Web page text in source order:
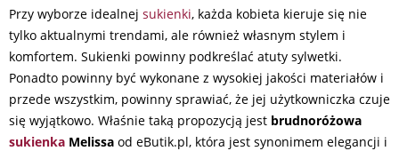
Przy wyborze idealnej sukienki, każda kobieta kieruje się nie
tylko aktualnymi trendami, ale również własnym stylem i
komfortem. Sukienki powinny podkreślać atuty sylwetki.
Ponadto powinny być wykonane z wysokiej jakości materiałów i
przede wszystkim, powinny sprawiać, że jej użytkowniczka czuje
się wyjątkowo. Właśnie taką propozycją jest brudnoróżowa
sukienka Melissa od eButik.pl, która jest synonimem elegancji i